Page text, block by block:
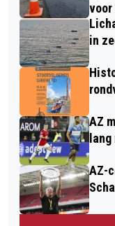
in
AZ
AZ-